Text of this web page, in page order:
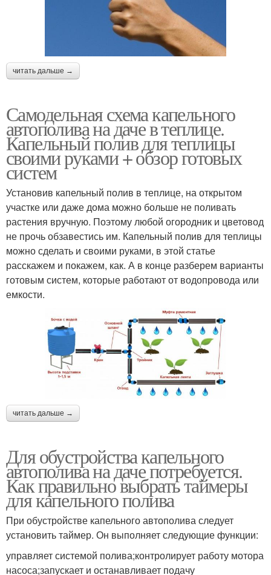
читать дальше →
Самодельная схема капельного
автополива на даче в теплице.
Капельный полив для теплицы
своими руками + обзор готовых
систем
Установив капельный полив в теплице, на открытом
участке или даже дома можно больше не поливать
растения вручную. Поэтому любой огородник и цветовод
не прочь обзавестись им. Капельный полив для теплицы
можно сделать и своими руками, в этой статье
расскажем и покажем, как. А в конце разберем варианты
готовым систем, которые работают от водопровода или
емкости.
читать дальше →
Для обустройства капельного
автополива на даче потребуется.
Как правильно выбрать таймеры
для капельного полива
При обустройстве капельного автополива следует
установить таймер. Он выполняет следующие функции:
управляет системой полива;контролирует работу мотора
насоса;запускает и останавливает подачу